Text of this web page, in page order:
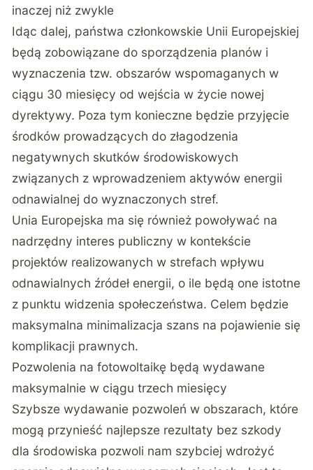
inaczej niż zwykle
Idąc dalej, państwa członkowskie Unii Europejskiej
będą zobowiązane do sporządzenia planów i
wyznaczenia tzw. obszarów wspomaganych w
ciągu 30 miesięcy od wejścia w życie nowej
dyrektywy. Poza tym konieczne będzie przyjęcie
środków prowadzących do złagodzenia
negatywnych skutków środowiskowych
związanych z wprowadzeniem aktywów energii
odnawialnej do wyznaczonych stref.
Unia Europejska ma się również powoływać na
nadrzędny interes publiczny w kontekście
projektów realizowanych w strefach wpływu
odnawialnych źródeł energii, o ile będą one istotne
z punktu widzenia społeczeństwa. Celem będzie
maksymalna minimalizacja szans na pojawienie się
komplikacji prawnych.
Pozwolenia na fotowoltaikę będą wydawane
maksymalnie w ciągu trzech miesięcy
Szybsze wydawanie pozwoleń w obszarach, które
mogą przynieść najlepsze rezultaty bez szkody
dla środowiska pozwoli nam szybciej wdrożyć